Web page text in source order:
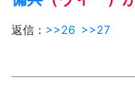
返信： >>26 >>27